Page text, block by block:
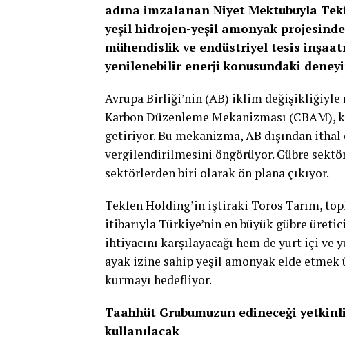
adına imzalanan Niyet Mektubuyla
yeşil hidrojen-yeşil amonyak
mühendislik ve endüstriyel tesis
yenilenebilir enerji konusundaki
Avrupa Birliği’nin (AB) iklim değişikliğiyle
Karbon Düzenleme Mekanizması
getiriyor. Bu mekanizma, AB dışından
vergilendirilmesini öngörüyor. Gübre
sektörlerden biri olarak ön plana çıkıyor.
Tekfen Holding’in iştiraki Toros Tarım,
itibarıyla Türkiye’nin en büyük gübre
ihtiyacını karşılayacağı hem de yurt içi ve
ayak izine sahip yeşil amonyak elde
kurmayı hedefliyor.
Taahhüt Grubumuzun edineceği
kullanılacak